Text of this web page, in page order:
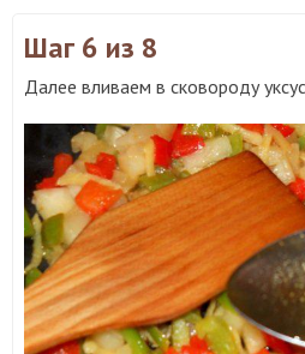
Шаг 6 из 8
Далее вливаем в сковороду